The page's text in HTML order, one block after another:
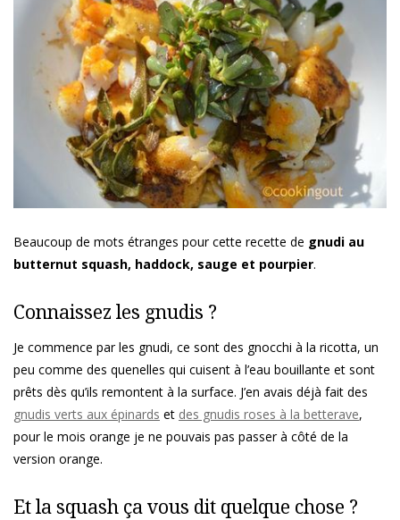
Beaucoup de mots étranges pour cette recette de gnudi au
butternut squash, haddock, sauge et pourpier.
Connaissez les gnudis ?
Je commence par les gnudi, ce sont des gnocchi à la ricotta, un
peu comme des quenelles qui cuisent à l’eau bouillante et sont
prêts dès qu’ils remontent à la surface. J’en avais déjà fait des
gnudis verts aux épinards et des gnudis roses à la betterave,
pour le mois orange je ne pouvais pas passer à côté de la
version orange.
Et la squash ça vous dit quelque chose ?